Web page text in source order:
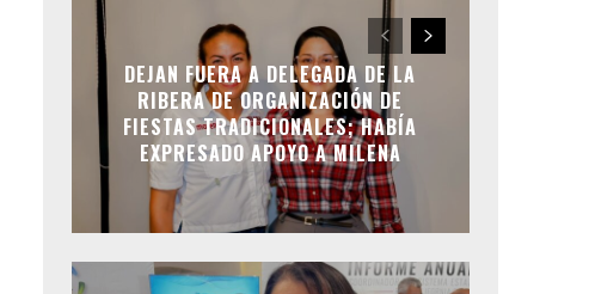
DEJAN FUERA A DELEGADA DE LA
RIBERA DE ORGANIZACIÓN DE
FIESTAS TRADICIONALES; HABÍA
EXPRESADO APOYO A MILENA